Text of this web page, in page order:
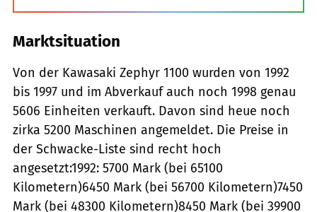
Marktsituation
Von der Kawasaki Zephyr 1100 wurden von 1992
bis 1997 und im Abverkauf auch noch 1998 genau
5606 Einheiten verkauft. Davon sind heue noch
zirka 5200 Maschinen angemeldet. Die Preise in
der Schwacke-Liste sind recht hoch
angesetzt:1992: 5700 Mark (bei 65100
Kilometern)6450 Mark (bei 56700 Kilometern)7450
Mark (bei 48300 Kilometern)8450 Mark (bei 39900